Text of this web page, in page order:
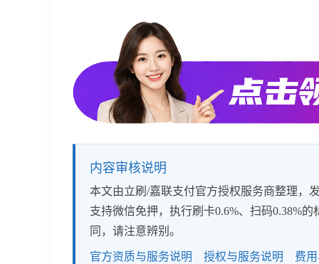
内容审核说明
本文由立刷/嘉联支付官方授权服务商整理，
支持微信免押，执行刷卡0.6%、扫码0.38%
同，请注意辨别。
官方资质与服务说明 授权与服务说明 费